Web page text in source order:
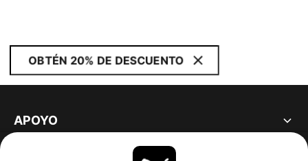
OBTÉN 20% DE DESCUENTO
APOYO